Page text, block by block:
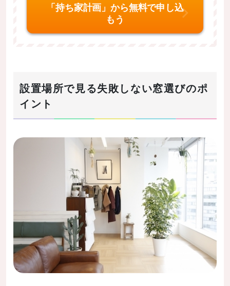
「持ち家計画」から無料で申し込
もう
設置場所で見る失敗しない窓選びのポ
イント